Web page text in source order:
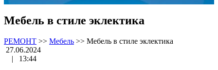
Мебель в стиле эклектика
РЕМОНТ >> Мебель >> Мебель в стиле эклектика
27.06.2024
|
13:44